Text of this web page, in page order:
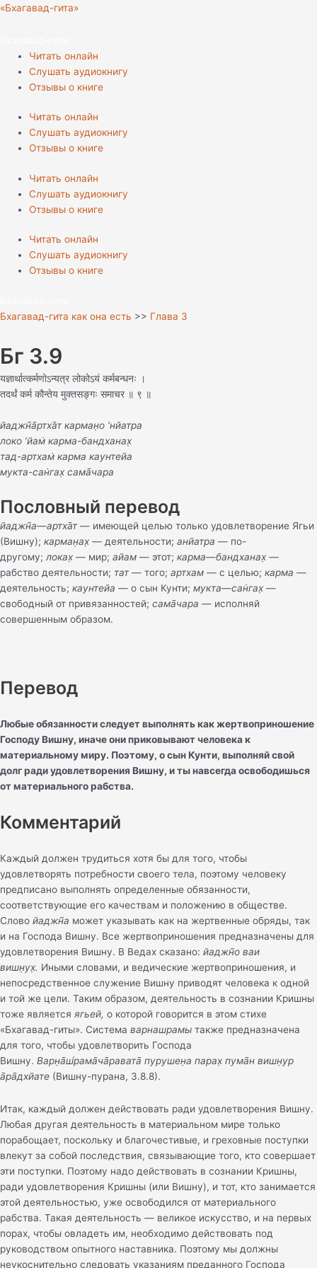
Перейти
«Бхагавад-гита»
Читать онлайн
Слушать аудиокнигу
Отзывы о книге
Читать онлайн
Слушать аудиокнигу
Отзывы о книге
Читать онлайн
Слушать аудиокнигу
Отзывы о книге
Читать онлайн
Слушать аудиокнигу
Отзывы о книге
Бхагавад-гита как она есть >> Глава 3
Бг 3.9
यज्ञार्थात्कर्मणोऽन्यत्र लोकोऽयं कर्मबन्धनः ।
तदर्थं कर्म कौन्तेय मुक्तसङ्गः समाचर ॥ ९ ॥
йаджн̃а̄ртха̄т карман̣о ’нйатра
локо ’йам̇ карма-бандханах̣
тад-артхам̇ карма каунтейа
мукта-сан̇гах̣ сама̄чара
Пословный перевод
йаджн̃а—артха̄т — имеющей целью только удовлетворение Ягьи
(Вишну); карман̣ах̣ — деятельности; анйатра — по-
другому; локах̣ — мир; айам — этот; карма—бандханах̣ —
рабство деятельности; тат — того; артхам — с целью; карма —
деятельность; каунтейа — о сын Кунти; мукта—сан̇гах̣ —
свободный от привязанностей; сама̄чара — исполняй
совершенным образом.
Перевод
Любые обязанности следует выполнять как жертвоприношение
Господу Вишну, иначе они приковывают человека к
материальному миру. Поэтому, о сын Кунти, выполняй свой
долг ради удовлетворения Вишну, и ты навсегда освободишься
от материального рабства.
Комментарий
Каждый должен трудиться хотя бы для того, чтобы
удовлетворять потребности своего тела, поэтому человеку
предписано выполнять определенные обязанности,
соответствующие его качествам и положению в обществе.
Слово йаджн̃а может указывать как на жертвенные обряды, так
и на Господа Вишну. Все жертвоприношения предназначены для
удовлетворения Вишну. В Ведах сказано: йаджн̃о ваи
вишн̣ух̣. Иными словами, и ведические жертвоприношения, и
непосредственное служение Вишну приводят человека к одной
и той же цели. Таким образом, деятельность в сознании Кришны
тоже является ягьей, о которой говорится в этом стихе
«Бхагавад-гиты». Система варнашрамы также предназначена
для того, чтобы удовлетворить Господа
Вишну. Варн̣а̄ш́рама̄ча̄равата̄ пурушен̣а парах̣ пума̄н вишн̣ур
а̄ра̄дхйате (Вишну-пурана, 3.8.8).
Итак, каждый должен действовать ради удовлетворения Вишну.
Любая другая деятельность в материальном мире только
порабощает, поскольку и благочестивые, и греховные поступки
влекут за собой последствия, связывающие того, кто совершает
эти поступки. Поэтому надо действовать в сознании Кришны,
ради удовлетворения Кришны (или Вишну), и тот, кто занимается
этой деятельностью, уже освободился от материального
рабства. Такая деятельность — великое искусство, и на первых
порах, чтобы овладеть им, необходимо действовать под
руководством опытного наставника. Поэтому мы должны
неукоснительно следовать указаниям преданного Господа